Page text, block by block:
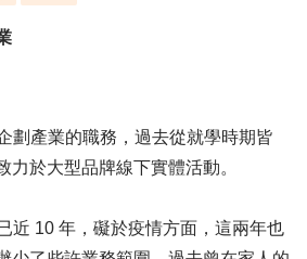
劃產業的職務，過去從就學時期皆
力於大型品牌線下實體活動。
近 10 年，礙於疫情方面，這兩年也